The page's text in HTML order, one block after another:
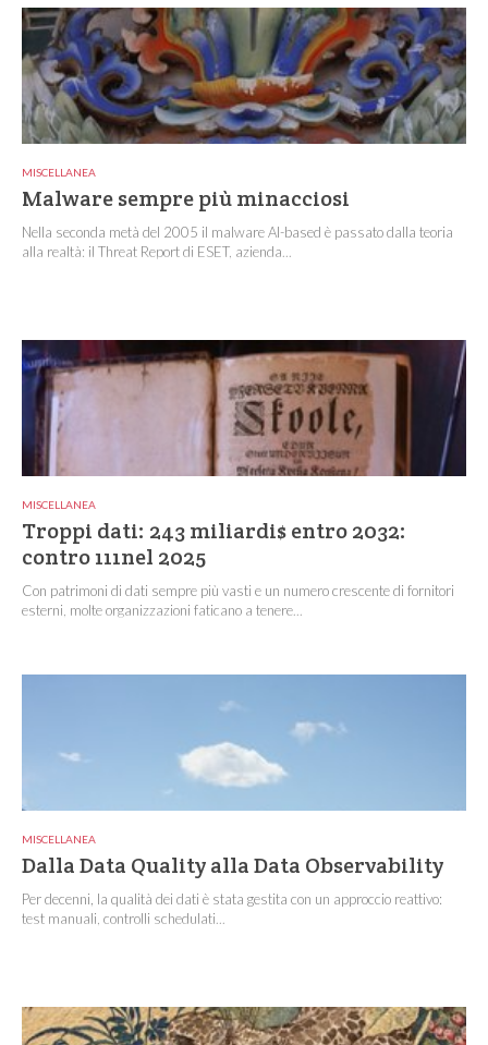
MISCELLANEA
Malware sempre più minacciosi
Nella seconda metà del 2005 il malware AI-based è passato dalla teoria
alla realtà: il Threat Report di ESET, azienda...
MISCELLANEA
Troppi dati: 243 miliardi$ entro 2032:
contro 111nel 2025
Con patrimoni di dati sempre più vasti e un numero crescente di fornitori
esterni, molte organizzazioni faticano a tenere...
MISCELLANEA
Dalla Data Quality alla Data Observability
Per decenni, la qualità dei dati è stata gestita con un approccio reattivo:
test manuali, controlli schedulati...